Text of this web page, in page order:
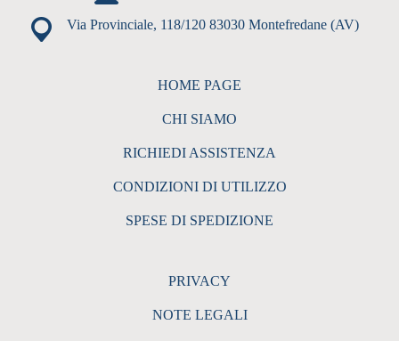
Via Provinciale, 118/120 83030 Montefredane (AV)
HOME PAGE
CHI SIAMO
RICHIEDI ASSISTENZA
CONDIZIONI DI UTILIZZO
SPESE DI SPEDIZIONE
PRIVACY
NOTE LEGALI